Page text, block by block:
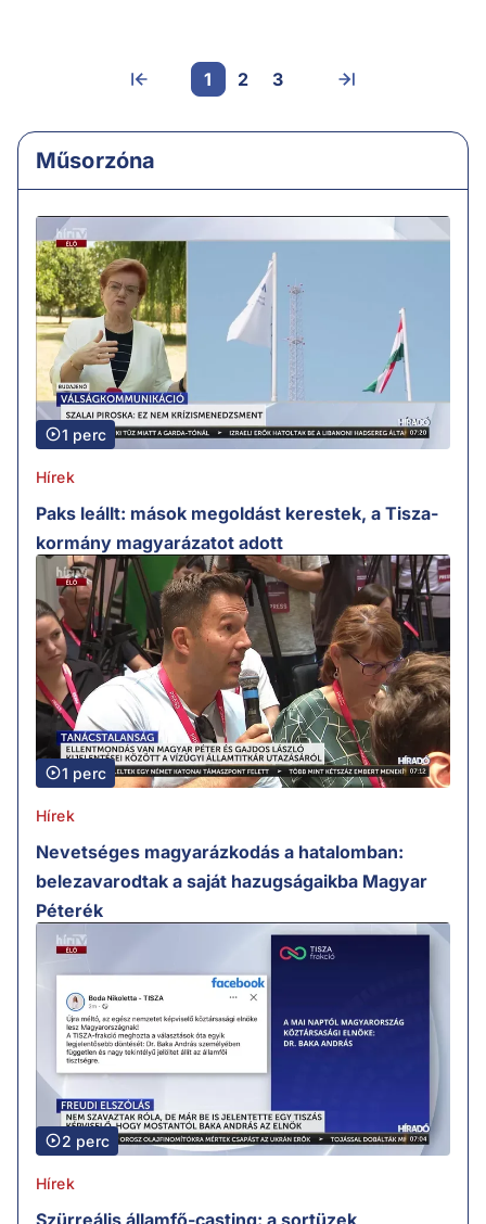
1 2 3
Műsorzóna
1 perc
Hírek
Paks leállt: mások megoldást kerestek, a Tisza-
kormány magyarázatot adott
1 perc
Hírek
Nevetséges magyarázkodás a hatalomban:
belezavarodtak a saját hazugságaikba Magyar
Péterék
2 perc
Hírek
Szürreális államfő-casting: a sortüzek